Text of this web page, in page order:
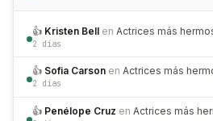
👍 Kristen Bell en Actrices más
2 días
👍 Sofia Carson en Actrices más
2 días
👍 Penélope Cruz en Actrices más